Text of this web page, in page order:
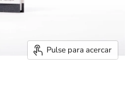
Pulse para acercar